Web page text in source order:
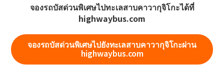
จองรถบัสด่วนพิเศษไปทะเลสาบคาวากุจิโกะได้ที่
highwaybus.com
จองรถบัสด่วนพิเศษไปยังทะเลสาบคาวากุจิโกะผ่าน
highwaybus.com